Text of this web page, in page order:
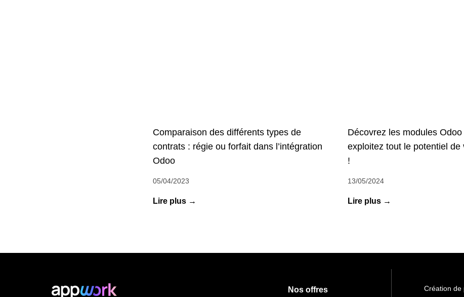
Comparaison des différents types de
contrats : régie ou forfait dans l’intégration
Odoo
05/04/2023
Lire plus →
Décovrez les modules
exploitez tout le potentiel de
!
13/05/2024
Lire plus →
Nos offres Création de